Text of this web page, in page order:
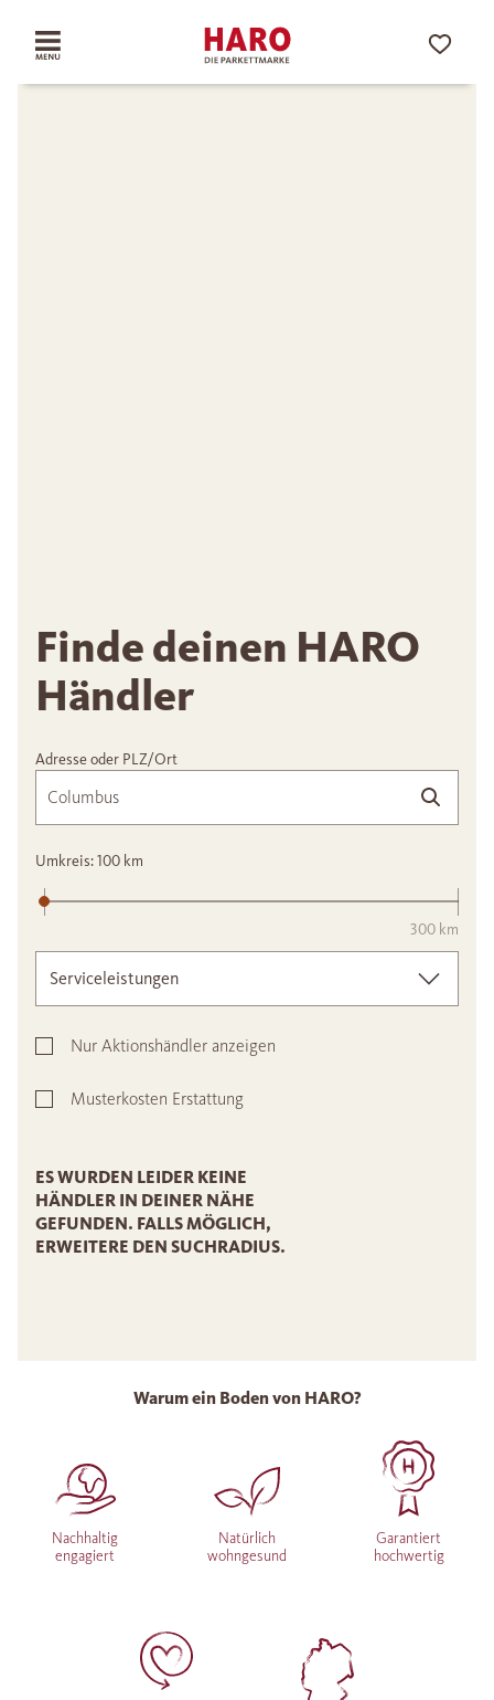
Finde deinen HARO
Händler
Adresse oder PLZ/Ort
Umkreis:100 km
300 km
Serviceleistungen
Nur Aktionshändler anzeigen
Musterkosten Erstattung
ES WURDEN LEIDER KEINE
HÄNDLER IN DEINER NÄHE
GEFUNDEN. FALLS MÖGLICH,
ERWEITERE DEN SUCHRADIUS.
Warum ein Boden von HARO?
Nachhaltig
engagiert
Natürlich
wohngesund
Garantiert
hochwertig